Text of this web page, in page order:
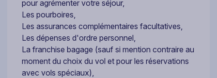
pour agrémenter votre séjour,
Les pourboires,
Les assurances complémentaires facultatives,
Les dépenses d'ordre personnel,
La franchise bagage (sauf si mention contraire au
moment du choix du vol et pour les réservations
avec vols spéciaux),